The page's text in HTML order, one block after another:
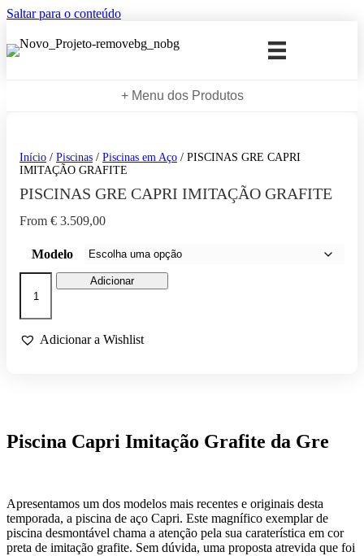
Saltar para o conteúdo
+ Menu dos Produtos
Início / Piscinas / Piscinas em Aço / PISCINAS GRE CAPRI
IMITAÇÃO GRAFITE
PISCINAS GRE CAPRI IMITAÇÃO GRAFITE
From € 3.509,00
Modelo
Quantidade
GRE
CAPRI
Adicionar
Adicionar a Wishlist
Piscina Capri Imitação Grafite da Gre
Apresentamos um dos modelos mais recentes e originais desta
temporada, a piscina de aço Capri. Este magnífico exemplar de
piscina desmontável chama a atenção pela sua caraterística em cor
preta de imitação grafite. Sem dúvida, uma proposta atrevida que foi